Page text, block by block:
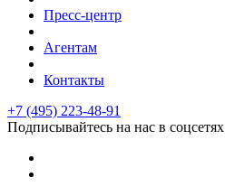
Пресс-центр
Агентам
Контакты
+7 (495) 223-48-91
Подписывайтесь на нас в соцсетях